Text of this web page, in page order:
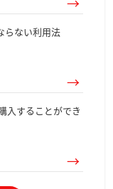
らない利用法
入することができ